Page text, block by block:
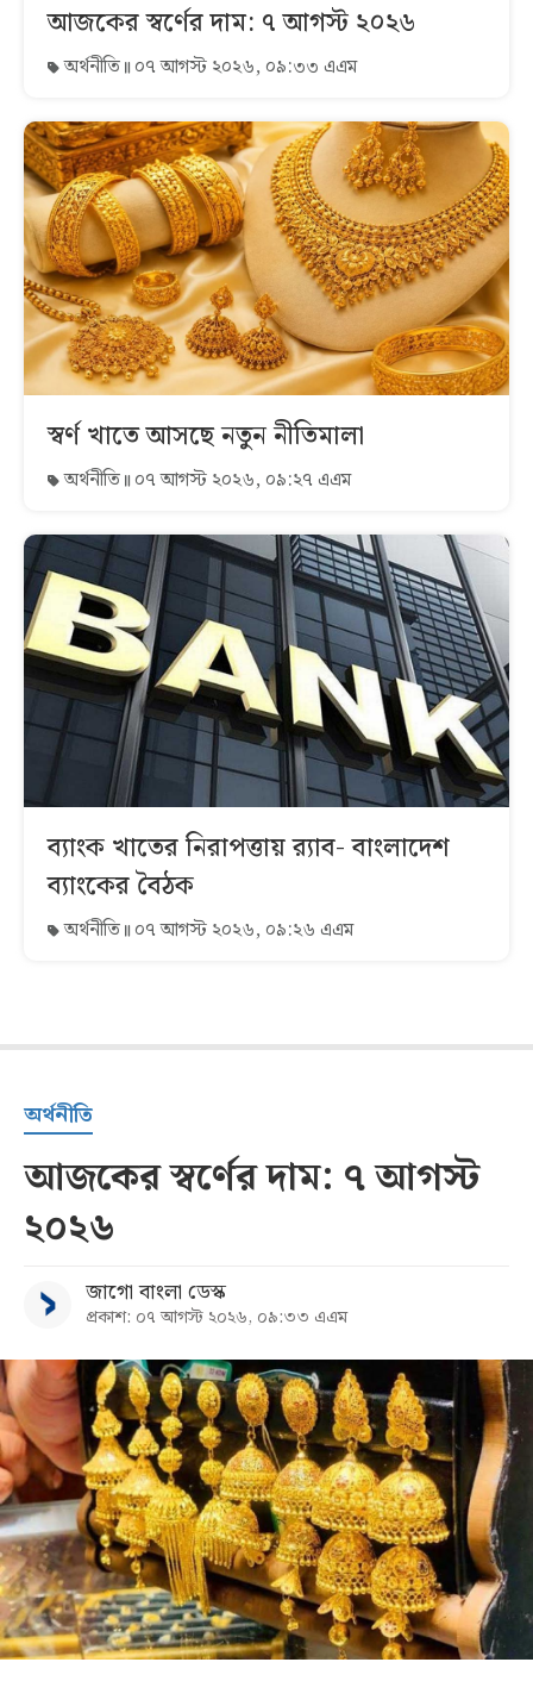
আজকের স্বর্ণের দাম: ৭ আগস্ট ২০২৬
অর্থনীতি ০৭ আগস্ট ২০২৬, ০৯:৩৩ এএম
স্বর্ণ খাতে আসছে নতুন নীতিমালা
অর্থনীতি ০৭ আগস্ট ২০২৬, ০৯:২৭ এএম
ব্যাংক খাতের নিরাপত্তায় র‌্যাব- বাংলাদেশ
ব্যাংকের বৈঠক
অর্থনীতি ০৭ আগস্ট ২০২৬, ০৯:২৬ এএম
অর্থনীতি
আজকের স্বর্ণের দাম: ৭ আগস্ট
২০২৬
জাগো বাংলা ডেস্ক
প্রকাশ: ০৭ আগস্ট ২০২৬, ০৯:৩৩ এএম